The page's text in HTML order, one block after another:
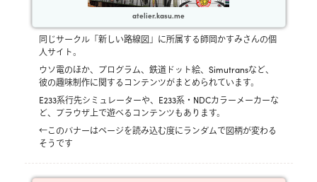
atelier.kasu.me
同じサークル「新しい路線図」に所属する師岡かすみさんの個
人サイト。
ウソ電のほか、プログラム、鉄道ドット絵、Simutransなど、
彼の趣味制作に関するコンテンツがまとめられています。
E233系行先シミュレーターや、E233系・NDCカラーメーカーな
ど、ブラウザ上で遊べるコンテンツもあります。
←このバナーはページを読み込む度にランダムで図柄が変わる
そうです